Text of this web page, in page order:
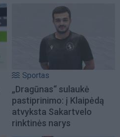
Sportas
„Dragūnas“ sulaukė
pastiprinimo: į Klaipėdą
atvyksta Sakartvelo
rinktinės narys